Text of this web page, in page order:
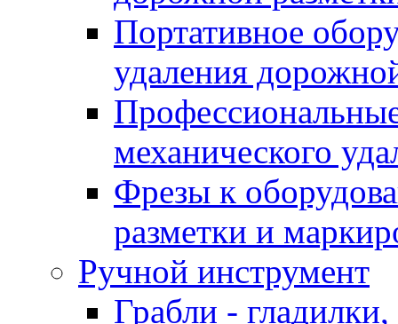
Портативное
удаления
механического
Фрезы к
разметки и
Ручной инструмент
Грабли -